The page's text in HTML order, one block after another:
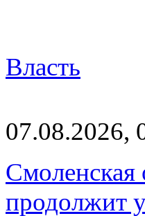
Власть
07.08.2026,
Смоленская
продолжит